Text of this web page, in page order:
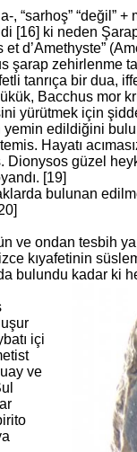
, “sarhoş” “değil”
[16] ki neden
d’Amethyste”
zehirlenme
tanrıça bir dua,
Bacchus mor
yürütmek için
edildiğini
Hayatı
güzel
[19]
bulunan
ve ondan tesbih
kıyafetinin
bulundu kadar ki
içi
ve